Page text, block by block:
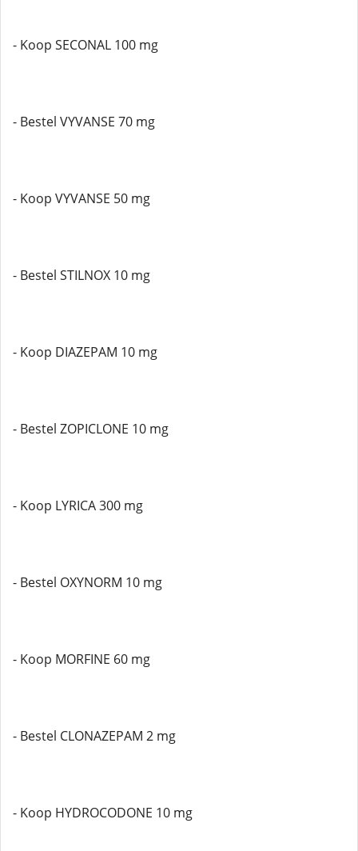
- Koop SECONAL 100 mg
- Bestel VYVANSE 70 mg
- Koop VYVANSE 50 mg
- Bestel STILNOX 10 mg
- Koop DIAZEPAM 10 mg
- Bestel ZOPICLONE 10 mg
- Koop LYRICA 300 mg
- Bestel OXYNORM 10 mg
- Koop MORFINE 60 mg
- Bestel CLONAZEPAM 2 mg
- Koop HYDROCODONE 10 mg